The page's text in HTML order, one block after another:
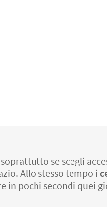
se scegli
Allo stesso tempo i
in pochi secondi quei